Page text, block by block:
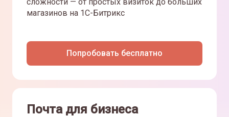
магазинов на 1С-Битрикс
Попробовать бесплатно
Почта для бизнеса